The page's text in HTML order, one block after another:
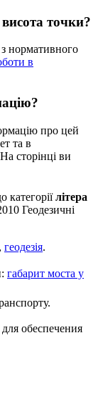
точки?
нормативного
в
про цей
та в
сторінці ви
категоріїлітера
Геодезичні
, геодезія.
габарит моста у
обеспечения